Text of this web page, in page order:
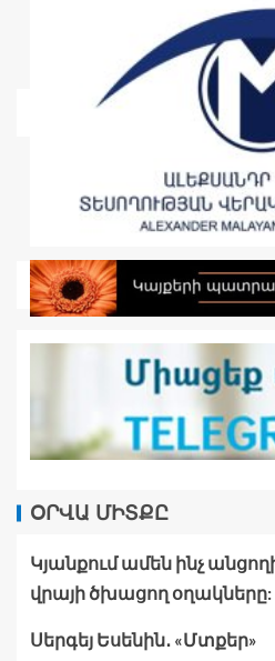
ՕՐՎԱ ՄԻՏՔԸ
Կյանքում ամեն ինչ
վրայի ծխացող օղակները:
Սերգեյ Եսենին․ «Մտքեր»